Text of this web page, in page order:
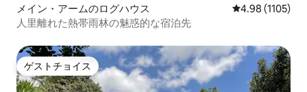
メイン・アームのログハウス レビュー1105
4.98 (1105)
人里離れた熱帯雨林の魅惑的な宿泊先
ゲストチョイス
ゲストチョイス